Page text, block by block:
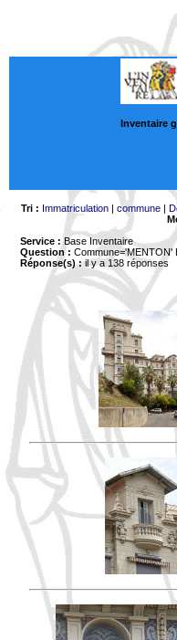
Inventaire
Tri : Immatriculation| commune|
Service : Base Inventaire
Question : Commune='MENTON'
Réponse(s) :il y a 138 réponses